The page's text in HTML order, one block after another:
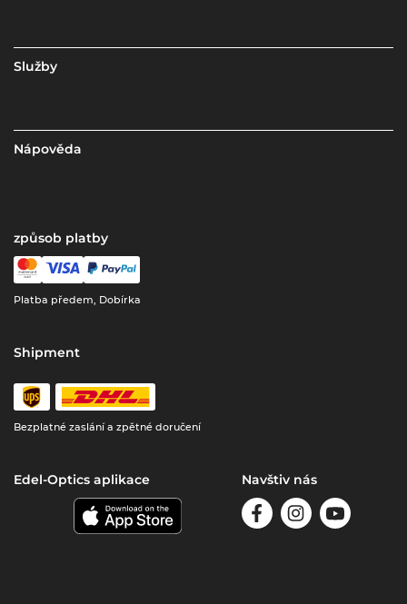
Služby
Nápověda
způsob platby
Platba předem, Dobírka
Shipment
Bezplatné zaslání a zpětné doručení
Edel-Optics aplikace Navštiv nás